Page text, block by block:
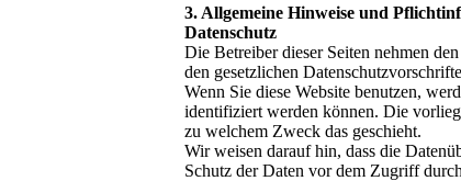
3. Allgemeine Hinweise und
Datenschutz
Die Betreiber dieser Seiten nehmen
den gesetzlichen
Wenn Sie diese Website benutzen,
identifiziert werden können. Die
zu welchem Zweck das geschieht.
Wir weisen darauf hin, dass die
Schutz der Daten vor dem Zugriff